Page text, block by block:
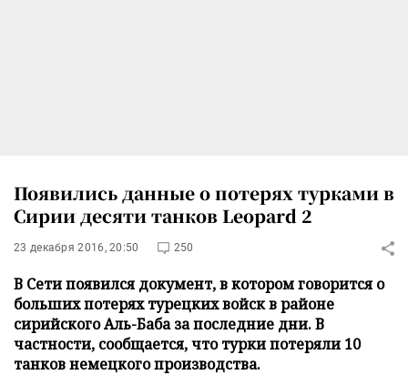
Появились данные о потерях турками в
Сирии десяти танков Leopard 2
23 декабря 2016, 20:50 250
В Сети появился документ, в котором говорится о
больших потерях турецких войск в районе
сирийского Аль-Баба за последние дни. В
частности, сообщается, что турки потеряли 10
танков немецкого производства.